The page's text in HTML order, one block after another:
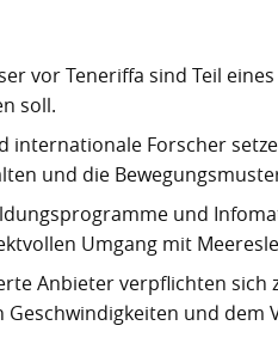
vor Teneriffa sind Teil
soll.
internationale Forscher
und die
und
Umgang mit
Anbieter verpflichten sich
und dem